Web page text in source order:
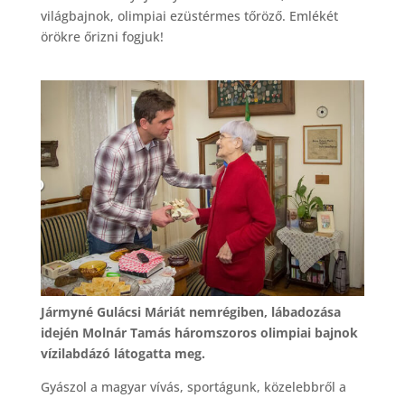
világbajnok, olimpiai ezüstérmes tőröző. Emlékét
örökre őrizni fogjuk!
Jármyné Gulácsi Máriát nemrégiben, lábadozása
idején Molnár Tamás háromszoros olimpiai bajnok
vízilabdázó látogatta meg.
Gyászol a magyar vívás, sportágunk, közelebbről a